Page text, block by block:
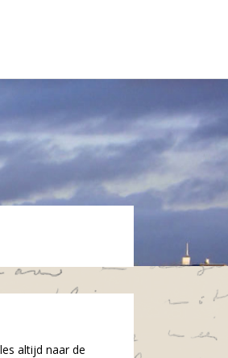
altijd naar de